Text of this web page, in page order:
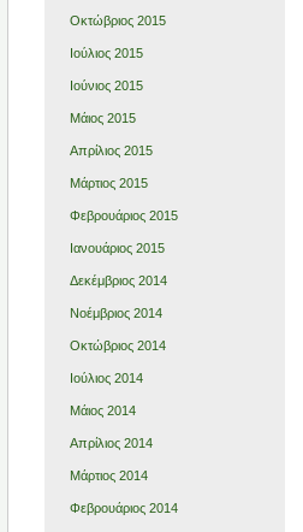
Οκτώβριος 2015
Ιούλιος 2015
Ιούνιος 2015
Μάιος 2015
Απρίλιος 2015
Μάρτιος 2015
Φεβρουάριος 2015
Ιανουάριος 2015
Δεκέμβριος 2014
Νοέμβριος 2014
Οκτώβριος 2014
Ιούλιος 2014
Μάιος 2014
Απρίλιος 2014
Μάρτιος 2014
Φεβρουάριος 2014